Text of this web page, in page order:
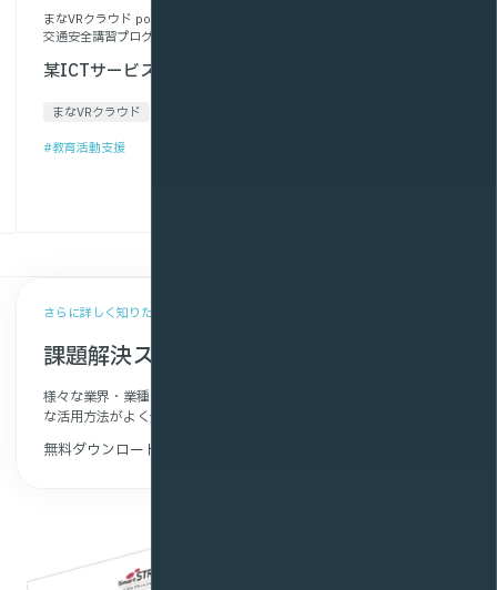
まなVRクラウド powered by NTTスマートコネクト」を活用した新たな
交通安全講習プログラム等の提供について
某ICTサービス企業様
まなVRクラウド
#教育活動支援
さらに詳しく知りたい方へ
課題解決ストーリー集
様々な業界・業種のお客さまの導入事例や利用シーンから、具体的
な活用方法がよく分かります。
無料ダウンロード